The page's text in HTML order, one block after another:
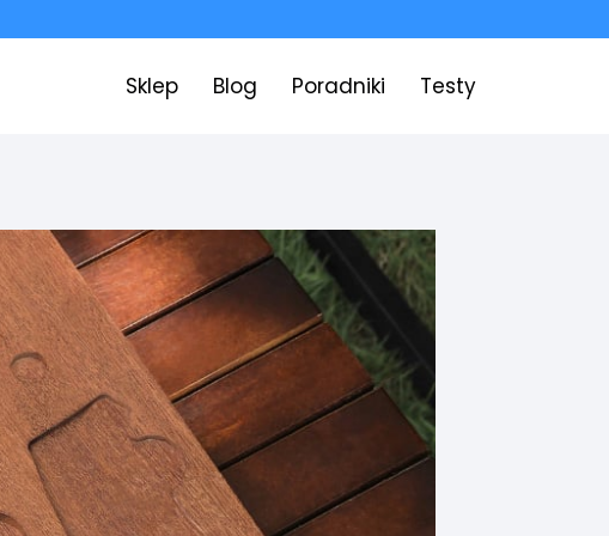
Sklep Blog Poradniki Testy